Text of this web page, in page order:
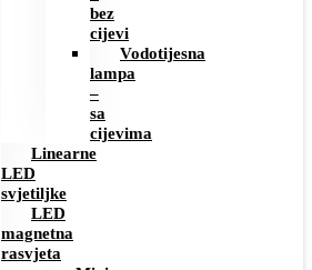
bez
cijevi
Vodotijesna
lampa
–
sa
cijevima
Linearne
LED
svjetiljke
LED
magnetna
rasvjeta